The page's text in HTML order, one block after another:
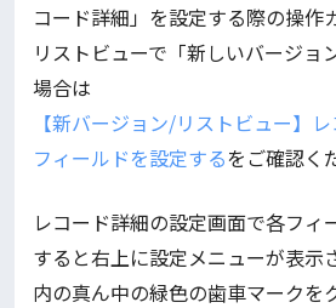
コード詳細」を設定する際の操作
リストビューで「新しいバージョ
場合は
【新バージョン/リストビュー】
フィールドを設定するをご確認く
レコード詳細の設定画面で各フィ
すると右上に設定メニューが表示
内の真ん中の緑色の歯車マークを